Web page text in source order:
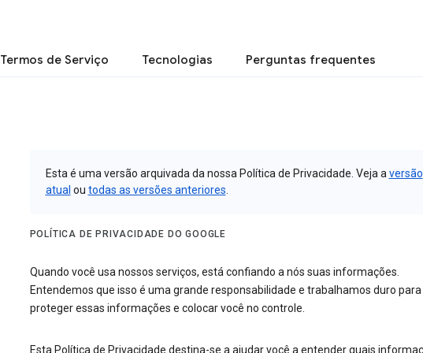
Termos de Serviço Tecnologias Perguntas frequentes
Esta é uma versão arquivada da nossa Política de Privacidade. Veja a versão
atual ou todas as versões anteriores
POLÍTICA DE PRIVACIDADE DO GOOGLE
Quando você usa nossos serviços, está confiando a nós suas informações.
Entendemos que isso é uma grande responsabilidade e trabalhamos duro para
proteger essas informações e colocar você no controle.
Esta Política de Privacidade destina-se a ajudar você a entender quais